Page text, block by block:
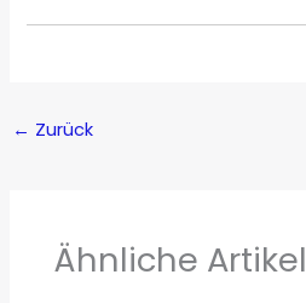
← Zurück
Ähnliche Artikel